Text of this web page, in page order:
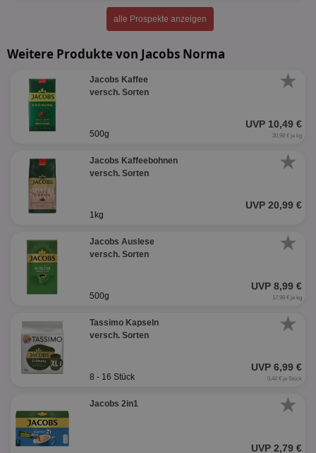
alle Prospekte anzeigen
Weitere Produkte von Jacobs Norma
★
Jacobs Kaffee
versch. Sorten
UVP 10,49 €
500g 20,98 € je kg
★
Jacobs Kaffeebohnen
versch. Sorten
UVP 20,99 €
1kg
★
Jacobs Auslese
versch. Sorten
UVP 8,99 €
500g 17,98 € je kg
★
Tassimo Kapseln
versch. Sorten
UVP 6,99 €
8 - 16 Stück 0,44 € je Stück
★
Jacobs 2in1
UVP 2,79 €